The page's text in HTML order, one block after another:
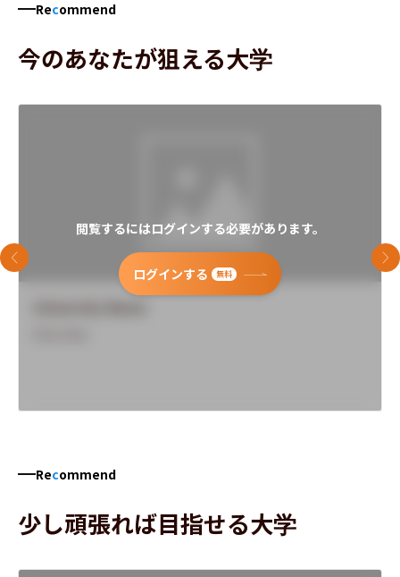
Recommend
今のあなたが狙える大学
閲覧するにはログインする必要があります。
ログインする 無料
前のスライド 次
Recommend
少し頑張れば目指せる大学